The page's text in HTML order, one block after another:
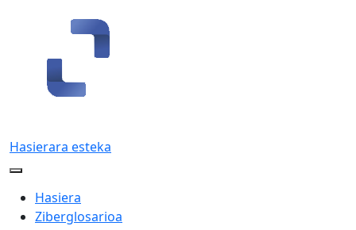
Hasierara esteka
Hasiera
Ziberglosarioa